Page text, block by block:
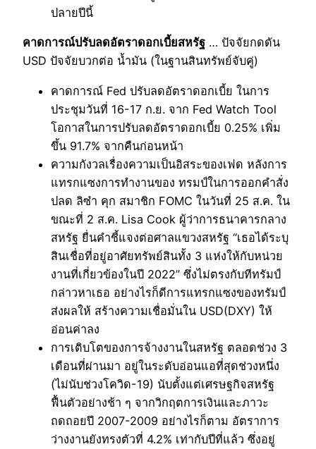
ปลายปีนี้
คาดการณ์ปรับลดอัตราดอกเบี้ยสหรัฐ … ปัจจัยกดดัน
USD ปัจจัยบวกต่อ น้ำมัน (ในฐานสินทรัพย์จับคู่)
คาดการณ์ Fed ปรับลดอัตราดอกเบี้ย ในการ
ประชุมวันที่ 16-17 ก.ย. จาก Fed Watch Tool
โอกาสในการปรับลดอัตราดอกเบี้ย 0.25% เพิ่ม
ขึ้น 91.7% จากคืนก่อนหน้า
ความกังวลเรื่องความเป็นอิสระของเฟด หลังการ
แทรกแซงการทำงานของ ทรมป์ในการออกคำสั่ง
ปลด ลิซ๋า คุก สมาชิก FOMC ในวันที่ 25 ส.ค. ใน
ขณะที่ 2 ส.ค. Lisa Cook ผู้ว่าการธนาคารกลาง
สหรัฐ ยื่นคำชี้แจงต่อศาลแขวงสหรัฐ “เธอได้ระบุ
สินเชื่อที่อยู่อาศัยทรัพย์สินทั้ง 3 แห่งให้กับหน่วย
งานที่เกี่ยวข้องในปี 2022” ซึ่งไม่ตรงกับทีทรัมป์
กล่าวหาเธอ อย่างไรก็ดีการแทรกแซงของทรัมป์
ส่งผลให้ สร้างความเชื่อมั่นใน USD(DXY) ให้
อ่อนค่าลง
การเติบโตของการจ้างงานในสหรัฐ ตลอดช่วง 3
เดือนที่ผ่านมา อยู่ในระดับอ่อนแอที่สุดช่วงหนึ่ง
(ไม่นับช่วงโควิด-19) นับตั้งแต่เศรษฐกิจสหรัฐ
ฟื้นตัวอย่างช้า ๆ จากวิกฤตการเงินและภาวะ
ถดถอยปี 2007-2009 อย่างไรก็ตาม อัตราการ
ว่างงานยังทรงตัวที่ 4.2% เท่ากับปีที่แล้ว ซึ่งอยู่